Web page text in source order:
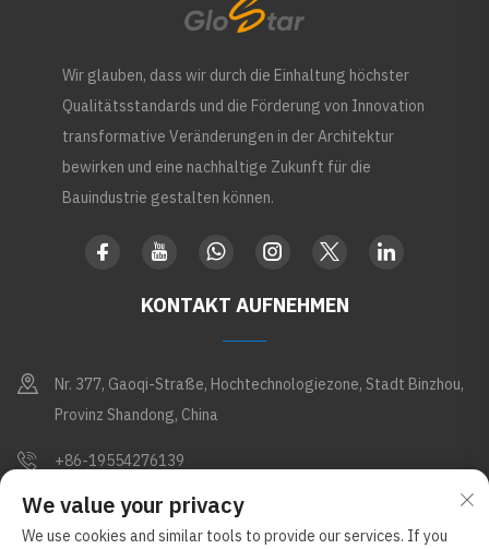
Wir glauben, dass wir durch die Einhaltung höchster
Qualitätsstandards und die Förderung von Innovation
transformative Veränderungen in der Architektur
bewirken und eine nachhaltige Zukunft für die
Bauindustrie gestalten können.
KONTAKT AUFNEHMEN
Nr. 377, Gaoqi-Straße, Hochtechnologiezone, Stadt Binzhou,
Provinz Shandong, China
+86-19554276139
[email protected]
We value your privacy
We use cookies and similar tools to provide our services. If you